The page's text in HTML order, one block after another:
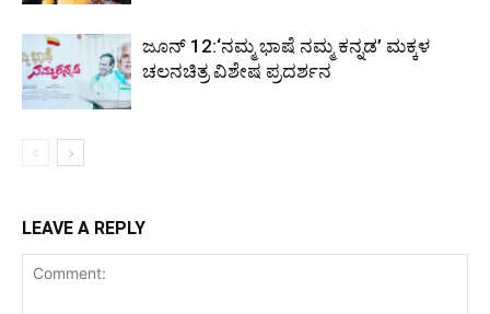
ಜೂನ್ 12:‘ನಮ್ಮ ಭಾಷೆ ನಮ್ಮ ಕನ್ನಡ’ ಮಕ್ಕಳ
ಚಲನಚಿತ್ರ ವಿಶೇಷ ಪ್ರದರ್ಶನ
LEAVE A REPLY